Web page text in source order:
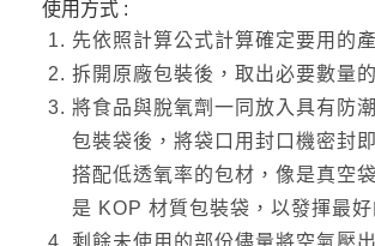
使用方式 :
先依照計算公式計算確定要用的
拆開原廠包裝後，取出必要數量
將食品與脫氧劑一同放入具有防
包裝袋後，將袋口用封口機密
搭配低透氧率的包材，像是真空
是 KOP 材質包裝袋，以發揮最好